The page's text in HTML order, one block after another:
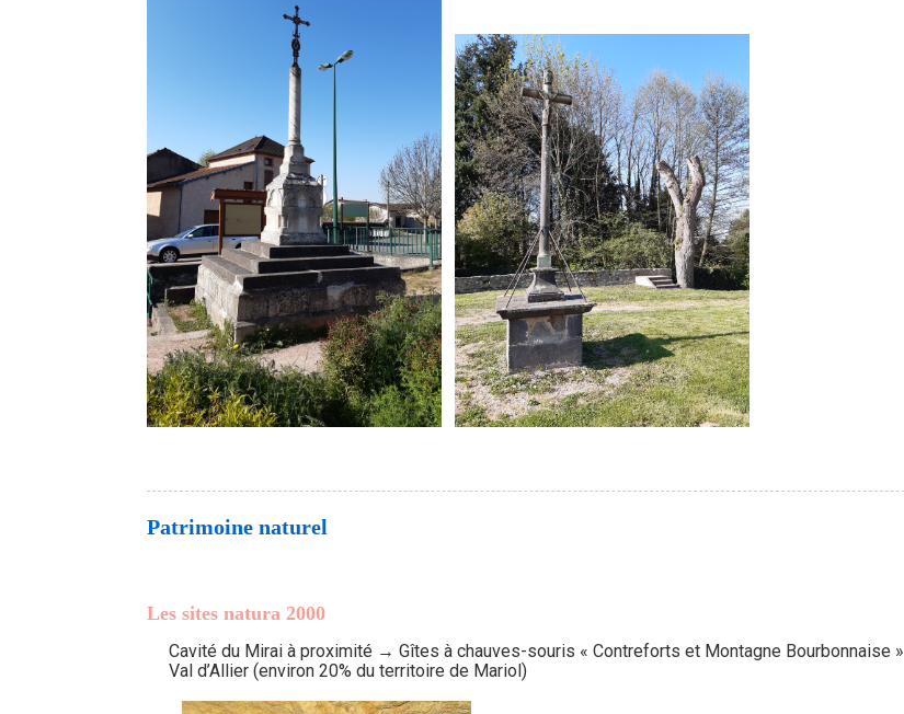
Patrimoine naturel
Les sites natura 2000
Cavité du Mirai à proximité → Gîtes à chauves-souris « Contreforts et Montagne Bourbonnaise »
Val d’Allier (environ 20% du territoire de Mariol)